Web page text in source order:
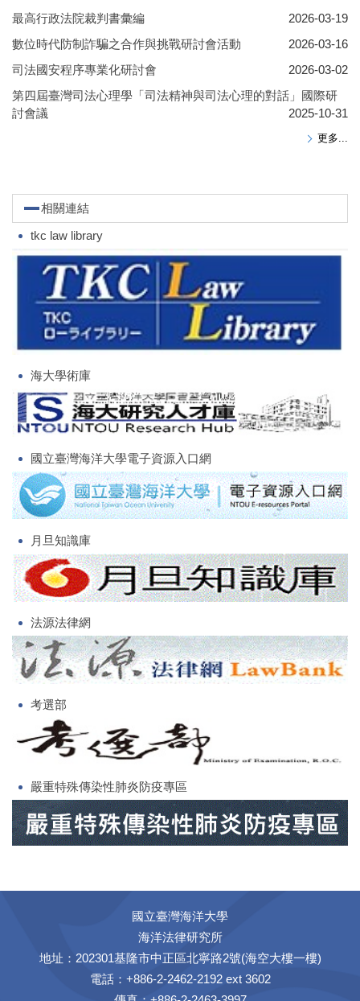
最高行政法院裁判書彙編
2026-03-19
數位時代防制詐騙之合作與挑戰研討會活動
2026-03-16
司法國安程序專業化研討會
2026-03-02
第四屆臺灣司法心理學「司法精神與司法心理的對話」國際研
討會議
2025-10-31
更多...
相關連結
tkc law library
海大學術庫
國立臺灣海洋大學電子資源入口網
月旦知識庫
法源法律網
考選部
嚴重特殊傳染性肺炎防疫專區
國立臺灣海洋大學
海洋法律研究所
地址：202301基隆市中正區北寧路2號(海空大樓一樓)
電話：+886-2-2462-2192 ext 3602